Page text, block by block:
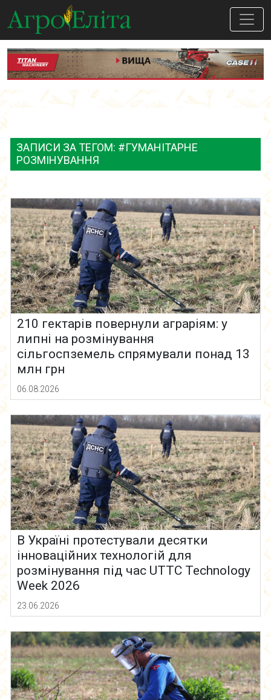
ЗАПИСИ ЗА ТЕГОМ: #ГУМАНІТАРНЕ
РОЗМІНУВАННЯ
210 гектарів повернули аграріям: у
липні на розмінування
сільгоспземель спрямували понад 13
млн грн
06.08.2026
В Україні протестували десятки
інноваційних технологій для
розмінування під час UTTC Technology
Week 2026
23.06.2026